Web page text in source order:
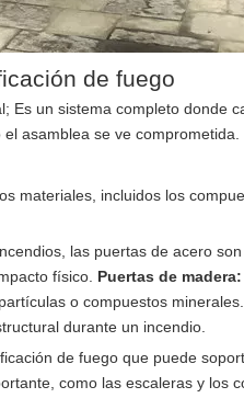
de fuego
Es un sistema completo donde
asamblea se ve comprometida.
materiales, incluidos los
las puertas de acero
físico. Puertas de madera:
o compuestos
durante un incendio.
de fuego que puede
como las escaleras y los